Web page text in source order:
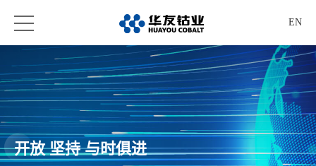
EN
开放 坚持 与时俱进